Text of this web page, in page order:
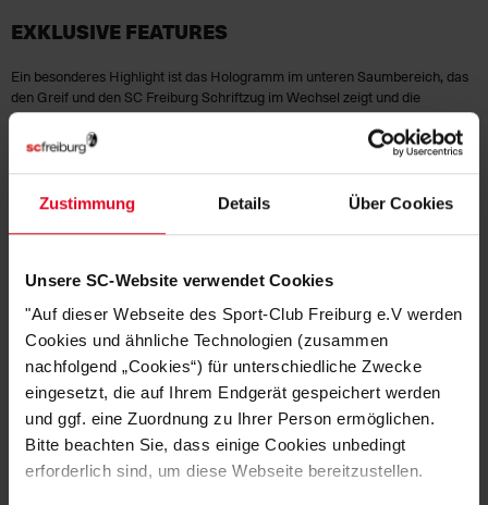
Zustimmung Details Über Cookies
Unsere SC-Website verwendet Cookies
"Auf dieser Webseite des Sport-Club Freiburg e.V werden
Cookies und ähnliche Technologien (zusammen
nachfolgend „Cookies“) für unterschiedliche Zwecke
eingesetzt, die auf Ihrem Endgerät gespeichert werden
und ggf. eine Zuordnung zu Ihrer Person ermöglichen.
Bitte beachten Sie, dass einige Cookies unbedingt
erforderlich sind, um diese Webseite bereitzustellen.
EXKLUSIVE FEATURES
Ein besonderes Highlight ist das Hologramm im unteren Saumbereich, das
den Greif und den SC Freiburg Schriftzug im Wechsel zeigt und die
Authentizität des Trikots unterstreicht.
KOMFORT
Der Rücken und die seitlichen Einsätze bestehen aus atmungsaktivem
Platz und im Alltag.
Dank der bewährten Dri-FIT Technologie wird Feuchtigkeit effektiv von der
Haut abgeleitet, sodass du auch in hitzigen Spielsituationen angenehm
trocken bleibst. Der bequeme Rundhalsausschnitt und die sportliche
Passform sorgen zusätzlich für optimale Bewegungsfreiheit.
NACHHALTIGKEIT
Das SC Freiburg Heimtrikot 2026/27 besteht aus 100 % recyceltem